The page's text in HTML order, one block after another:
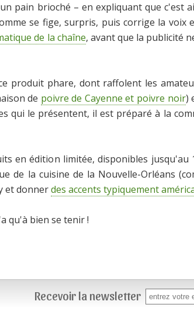
pain brioché – en expliquant que c'est
se fige, surpris, puis corrige la voix
de la chaîne, avant que la publicité
produit phare, dont raffolent les
de poivre de Cayenne et poivre noir)
qui le présentent, il est préparé à la
en édition limitée, disponibles jusqu'au
de la cuisine de la Nouvelle-Orléans
et donnerdes accents typiquement
qu'à bien se tenir !
Recevoir la newsletter